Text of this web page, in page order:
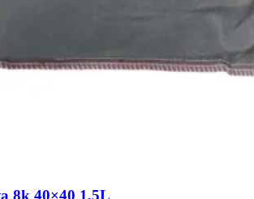
8k 40×40 1,5L